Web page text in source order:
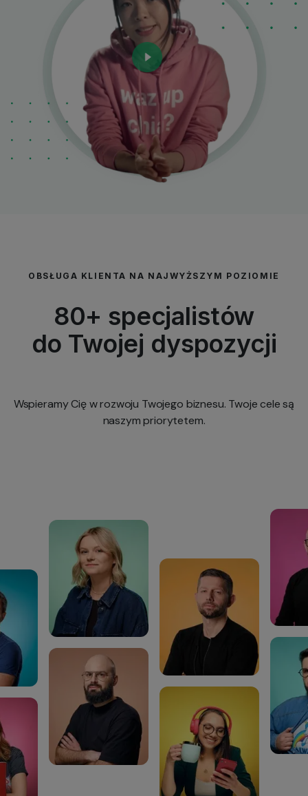
OBSŁUGA KLIENTA NA NAJWYŻSZYM POZIOMIE
80+ specjalistów
do Twojej dyspozycji
Wspieramy Cię w rozwoju Twojego biznesu. Twoje cele są
naszym priorytetem.